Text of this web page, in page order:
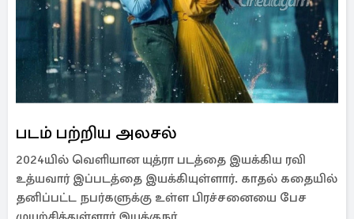
படம் பற்றிய அலசல்
2024யில் வெளியான யுத்ரா படத்தை இயக்கிய ரவி
உத்யவார் இப்படத்தை இயக்கியுள்ளார். காதல் கதையில்
தனிப்பட்ட நபர்களுக்கு உள்ள பிரச்சனையை பேச